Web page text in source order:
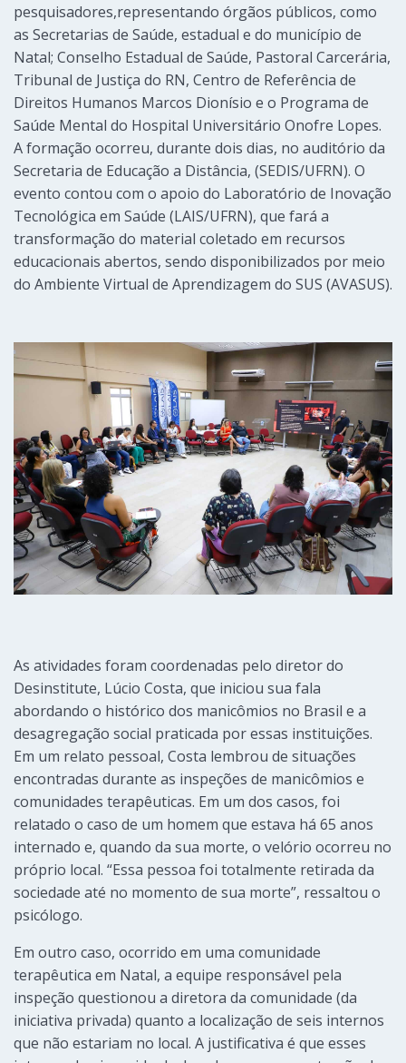
pesquisadores,representando órgãos públicos, como
as Secretarias de Saúde, estadual e do município de
Natal; Conselho Estadual de Saúde, Pastoral Carcerária,
Tribunal de Justiça do RN, Centro de Referência de
Direitos Humanos Marcos Dionísio e o Programa de
Saúde Mental do Hospital Universitário Onofre Lopes.
A formação ocorreu, durante dois dias, no auditório da
Secretaria de Educação a Distância, (SEDIS/UFRN). O
evento contou com o apoio do Laboratório de Inovação
Tecnológica em Saúde (LAIS/UFRN), que fará a
transformação do material coletado em recursos
educacionais abertos, sendo disponibilizados por meio
do Ambiente Virtual de Aprendizagem do SUS (AVASUS).
As atividades foram coordenadas pelo diretor do
Desinstitute, Lúcio Costa, que iniciou sua fala
abordando o histórico dos manicômios no Brasil e a
desagregação social praticada por essas instituições.
Em um relato pessoal, Costa lembrou de situações
encontradas durante as inspeções de manicômios e
comunidades terapêuticas. Em um dos casos, foi
relatado o caso de um homem que estava há 65 anos
internado e, quando da sua morte, o velório ocorreu no
próprio local. “Essa pessoa foi totalmente retirada da
sociedade até no momento de sua morte”, ressaltou o
psicólogo.
Em outro caso, ocorrido em uma comunidade
terapêutica em Natal, a equipe responsável pela
inspeção questionou a diretora da comunidade (da
iniciativa privada) quanto a localização de seis internos
que não estariam no local. A justificativa é que esses